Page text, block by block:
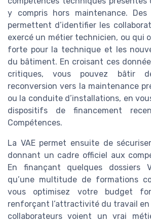
y compris hors maintenance.
permettent d’identifier les
exercé un métier technicien, ou qui
forte pour la technique et les
du bâtiment. En croisant ces
critiques, vous pouvez bâtir
reconversion vers la maintenance
ou la conduite d’installations, en
dispositifs de financement
Compétences.
La VAE permet ensuite de
donnant un cadre officiel aux
En finançant quelques dossiers
qu’une multitude de formations
vous optimisez votre budget
renforçant l’attractivité du travail en
collaborateurs voient un vrai